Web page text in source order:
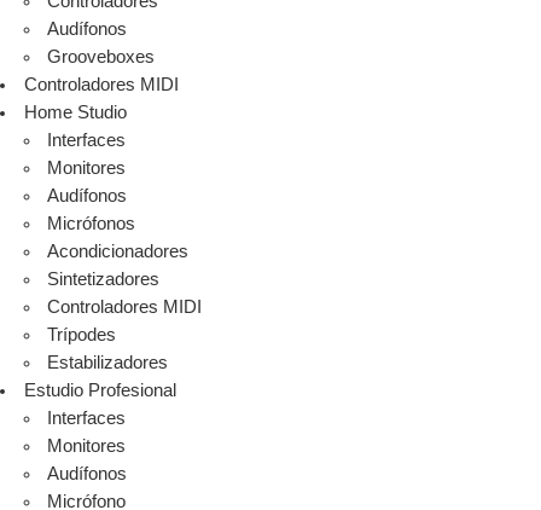
Audífonos
Grooveboxes
Controladores MIDI
Home Studio
Interfaces
Monitores
Audífonos
Micrófonos
Acondicionadores
Sintetizadores
Controladores MIDI
Trípodes
Estabilizadores
Estudio Profesional
Interfaces
Monitores
Audífonos
Micrófono